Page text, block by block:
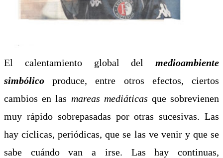
El calentamiento global del medioambiente
simbólico produce, entre otros efectos, ciertos
cambios en las mareas mediáticas que sobrevienen
muy rápido sobrepasadas por otras sucesivas. Las
hay cíclicas, periódicas, que se las ve venir y que se
sabe cuándo van a irse. Las hay continuas,